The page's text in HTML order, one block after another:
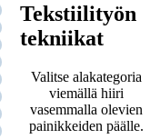
Tekstiilityön
tekniikat
Valitse alakategoria
viemällä hiiri
vasemmalla olevien
painikkeiden päälle.